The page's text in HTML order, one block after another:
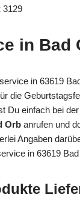
3129
in Bad
in 63619
die
Du einfach bei
Orb anrufen und
Angaben
in 63619